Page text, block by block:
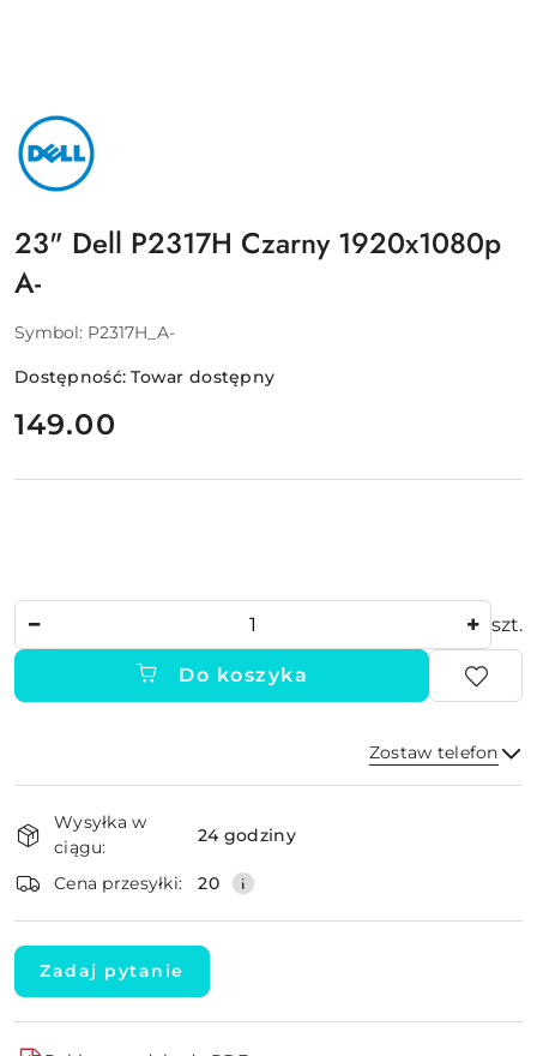
NAZWA
PRODUCENTA:
DELL
23" Dell P2317H Czarny 1920x1080p
A-
Symbol: P2317H_A-
Dostępność:Towar dostępny
cena:
149.00
szt.
Do koszyka
Zostaw telefon
i
dostawa
Wysyłka w
ciągu:
24 godziny
Cena przesyłki: 20
Zadaj pytanie